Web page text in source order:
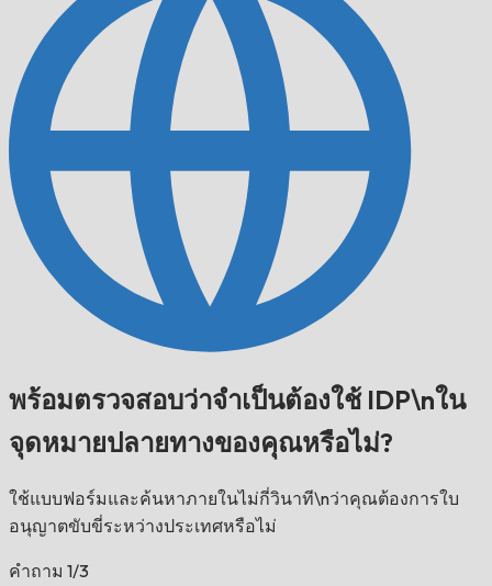
พร้อมตรวจสอบว่าจำเป็นต้องใช้ IDP\nใน
จุดหมายปลายทางของคุณหรือไม่?
ใช้แบบฟอร์มและค้นหาภายในไม่กี่วินาที\nว่าคุณต้องการใบ
อนุญาตขับขี่ระหว่างประเทศหรือไม่
คำถาม 1/3